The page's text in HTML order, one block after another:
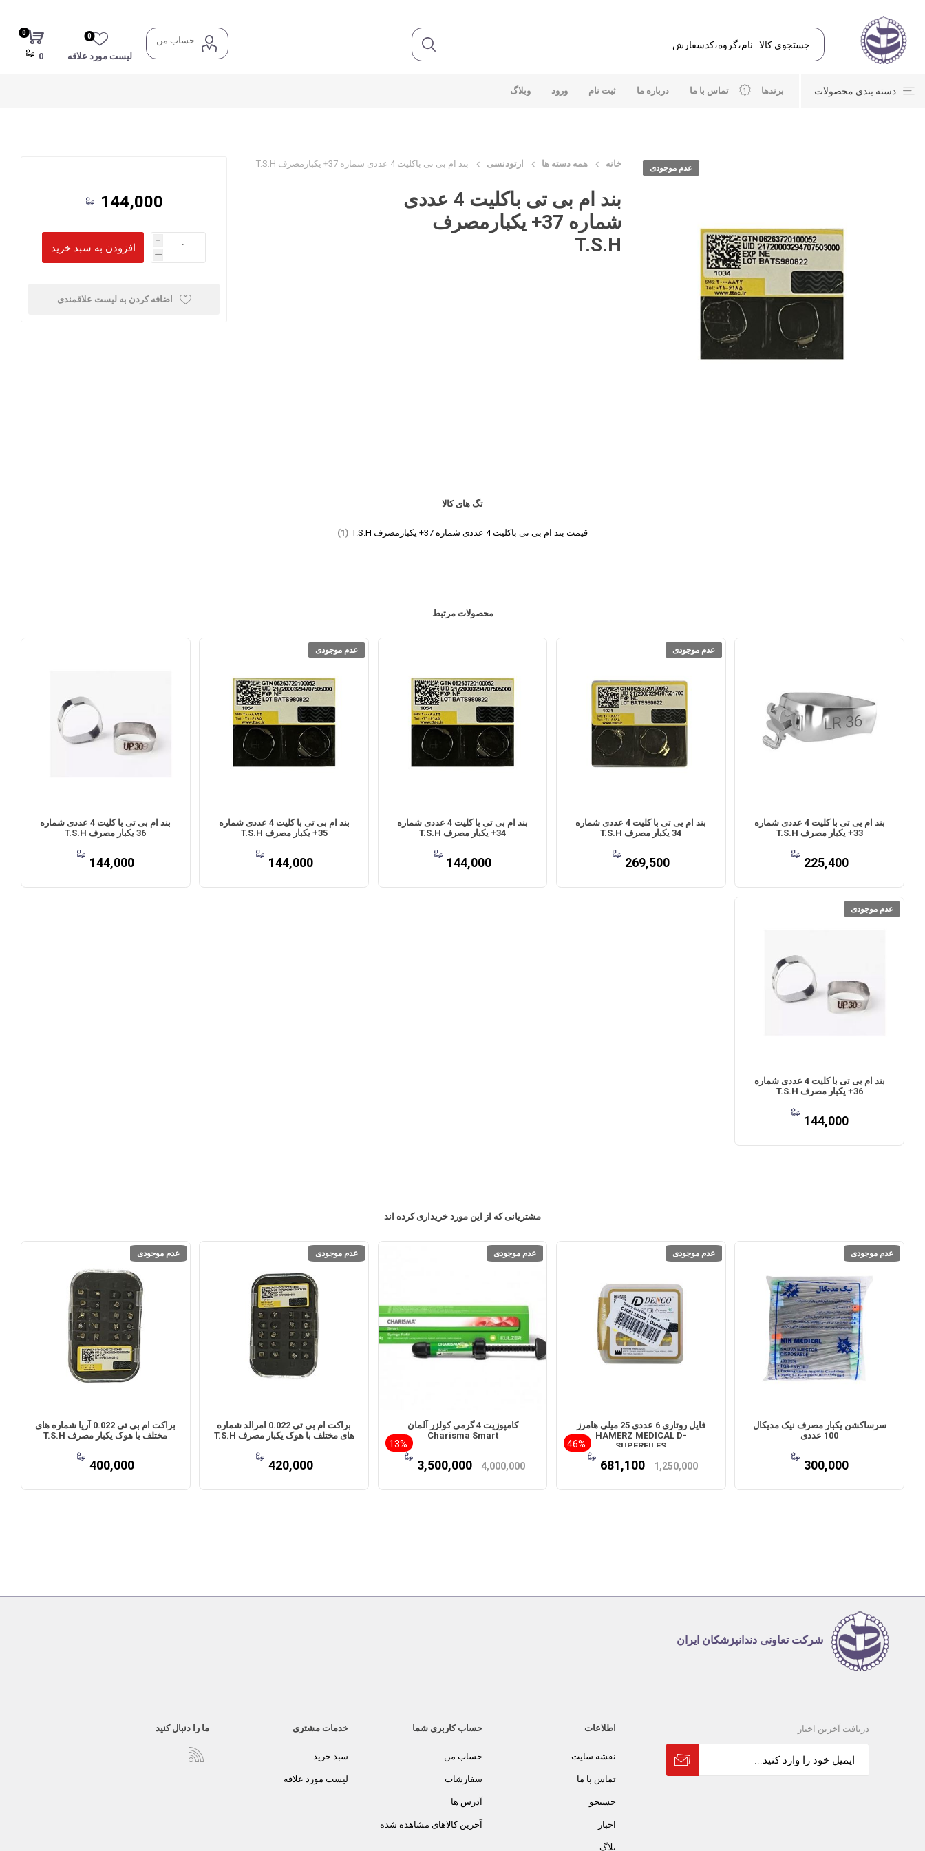
حساب من
لیست مورد علاقه
0
0
0
دسته بندی محصولات برندها تماس با ما درباره ما ثبت نام ورود وبلاگ
عدم موجودی خانه همه دسته ها ارتودنسی بند ام بی تی باکلیت 4 عددی شماره 37+ یکبارمصرف T.S.H
بند ام بی تی باکلیت 4 عددی
شماره 37+ یکبارمصرف
T.S.H
144,000
i
h
اضافه کردن به لیست علاقمندی
تگ های کالا
قیمت بند ام بی تی باکلیت 4 عددی شماره 37+ یکبارمصرف T.S.H (1)
محصولات مرتبط
بند ام بی تی با کلیت 4 عددی شماره
33+ یکبار مصرف T.S.H
225,400
عدم موجودی
بند ام بی تی با کلیت 4 عددی شماره
34 یکبار مصرف T.S.H
269,500
بند ام بی تی با کلیت 4 عددی شماره
34+ یکبار مصرف T.S.H
144,000
عدم موجودی
بند ام بی تی با کلیت 4 عددی شماره
35+ یکبار مصرف T.S.H
144,000
بند ام بی تی با کلیت 4 عددی شماره
36 یکبار مصرف T.S.H
144,000
عدم موجودی
بند ام بی تی با کلیت 4 عددی شماره
36+ یکبار مصرف T.S.H
144,000
مشتریانی که از این مورد خریداری کرده اند
عدم موجودی
سرساکشن یکبار مصرف نیک مدیکال
100 عددی
300,000
عدم موجودی
فایل روتاری 6 عددی 25 میلی هامرز
HAMERZ MEDICAL D-
SUPERFILES
1,250,000
46%
681,100
عدم موجودی
کامپوزیت 4 گرمی کولزر آلمان
Charisma Smart
4,000,000
13%
3,500,000
عدم موجودی
براکت ام بی تی 0.022 امرالد شماره
های مختلف با هوک یکبار مصرف T.S.H
420,000
عدم موجودی
براکت ام بی تی 0.022 آریا شماره های
مختلف با هوک یکبار مصرف T.S.H
400,000
شرکت تعاونی دندانپزشکان ایران
دریافت آخرین اخبار اطلاعات
نقشه سایت
تماس با ما
جستجو
اخبار
بلاگ
حساب کاربری شما
حساب من
سفارشات
آدرس ها
آخرین کالاهای مشاهده شده
خدمات مشتری
سبد خرید
لیست مورد علاقه
ما را دنبال کنید